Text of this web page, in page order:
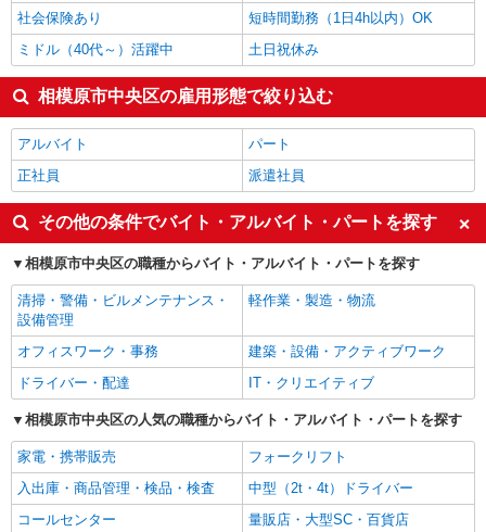
社会保険あり
短時間勤務（1日4h以内）OK
ミドル（40代～）活躍中
土日祝休み
相模原市中央区の雇用形態で絞り込む
アルバイト
パート
正社員
派遣社員
その他の条件でバイト・アルバイト・パートを探す
相模原市中央区の職種からバイト・アルバイト・パートを探す
清掃・警備・ビルメンテナンス・
設備管理
軽作業・製造・物流
オフィスワーク・事務
建築・設備・アクティブワーク
ドライバー・配達
IT・クリエイティブ
相模原市中央区の人気の職種からバイト・アルバイト・パートを探す
家電・携帯販売
フォークリフト
入出庫・商品管理・検品・検査
中型（2t・4t）ドライバー
コールセンター
量販店・大型SC・百貨店